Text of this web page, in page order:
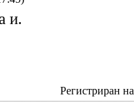
и.
Регистриран